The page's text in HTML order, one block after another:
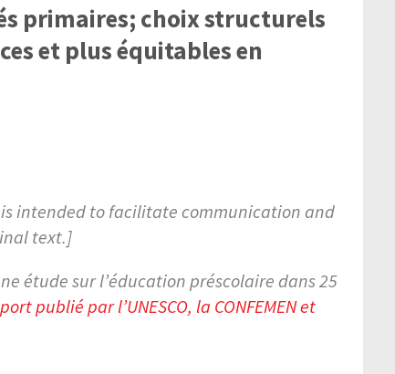
primaires; choix structurels
et plus équitables en
intended to facilitate communication and
text.]
étude sur l’éducation préscolaire dans 25
publié par l’UNESCO, la CONFEMEN et